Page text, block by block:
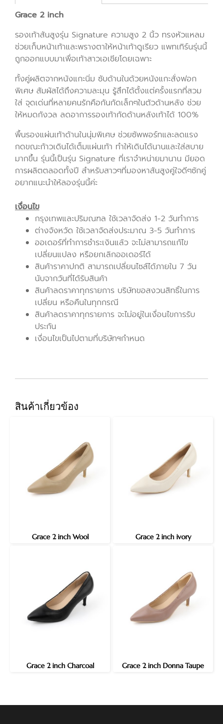
Grace 2 inch
รองเท้าส้นสูงรุ่น Signature ความสูง 2 นิ้ว ทรงหัวแหลม
ช่วยเก็บหน้าเท้าและพรางตาให้หน้าเท้าดูเรียว แพทเทิร์นรุ่นนี้
ถูกออกแบบมาเพื่อเท้าสาวเอเชียโดยเฉพาะ
ทั้งคู่ผลิตจากหนังแกะนิ่ม ซับด้านในด้วยหนังแกะสั่งฟอก
พิเศษ สัมผัสได้ถึงความละมุน รู้สึกได้ตั้งแต่ครั้งแรกที่สวม
ใส่ จุดเด่นที่หลายคนรักคือกันกัดเล็กๆในตัวด้านหลัง ช่วย
ให้หมดกังวล ลดอาการรองเท้ากัดด้านหลังเท้าได้ 100%
พื้นรองแผ่นเท้าด้านในนุ่มพิเศษ ช่วยซัพพอร์ทและลดแรง
กดขณะก้าวเดินได้เต็มแผ่นเท้า ทำให้เดินได้นานและใส่สบาย
มากขึ้น รุ่นนี้เป็นรุ่น Signature ที่เราจำหน่ายมานาน มียอด
การผลิตตลอดทั้งปี สำหรับสาวๆที่มองหาส้นสูงคู่ใจดีๆซักคู่
อยากแนะนำให้ลองรุ่นนี้ค่ะ
เงื่อนไข
กรุงเทพและปริมณฑล ใช้เวลาจัดส่ง 1-2 วันทำการ
ต่างจังหวัด ใช้เวลาจัดส่งประมาณ 3-5 วันทำการ
ออเดอร์ที่ทำการชำระเงินแล้ว จะไม่สามารถแก้ไข
เปลี่ยนแปลง หรือยกเลิกออเดอร์ได้
สินค้าราคาปกติ สามารถเปลี่ยนไซส์ได้ภายใน 7 วัน
นับจากวันที่ได้รับสินค้า
สินค้าลดราคาทุกรายการ บริษัทขอสงวนสิทธิ์ในการ
เปลี่ยน หรือคืนในทุกกรณี
สินค้าลดราคาทุกรายการ จะไม่อยู่ในเงื่อนไขการรับ
ประกัน
เงื่อนไขเป็นไปตามที่บริษัทฯกำหนด
สินค้าเกี่ยวข้อง
Grace 2 inch Wool Grace 2 inch ivory
Grace 2 inch Charcoal Grace 2 inch Donna Taupe